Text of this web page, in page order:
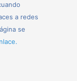
a redes
se